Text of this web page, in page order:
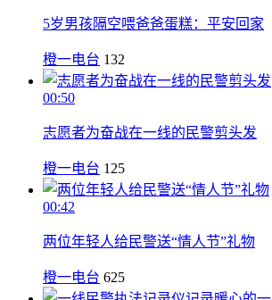
5岁男孩隔空喂爸爸蛋糕：平安回家
橙一电台 132
00:50
志愿者为奋战在一线的民警剪头发
橙一电台 125
00:42
两位年轻人给民警送“情人节”礼物
橙一电台 625